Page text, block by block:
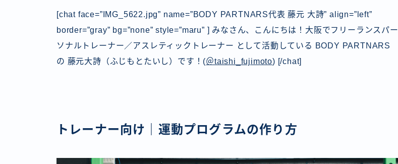
[chat face=”IMG_5622.jpg” name=”BODY PARTNARS代表 藤元 大詩” align=”left”
border=”gray” bg=”none” style=”maru” ] みなさん、こんにちは！大阪でフリーランスパー
ソナルトレーナー／アスレティックトレーナー として活動している BODY PARTNARS
の 藤元大詩（ふじもとたいし）です！(＠taishi_fujimoto) [/chat]
トレーナー向け｜運動プログラムの作り方